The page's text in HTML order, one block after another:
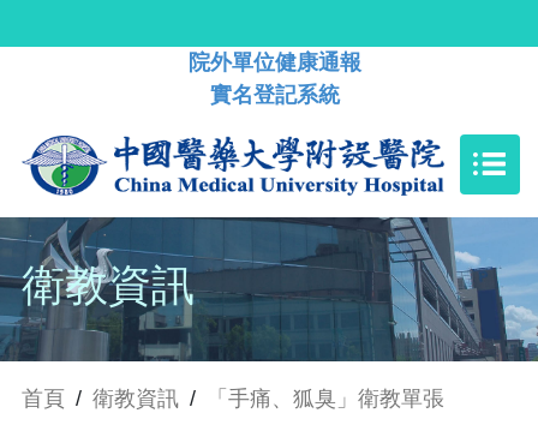
院外單位健康通報
實名登記系統
衛教資訊
首頁 / 衛教資訊 / 「手痛、狐臭」衛教單張